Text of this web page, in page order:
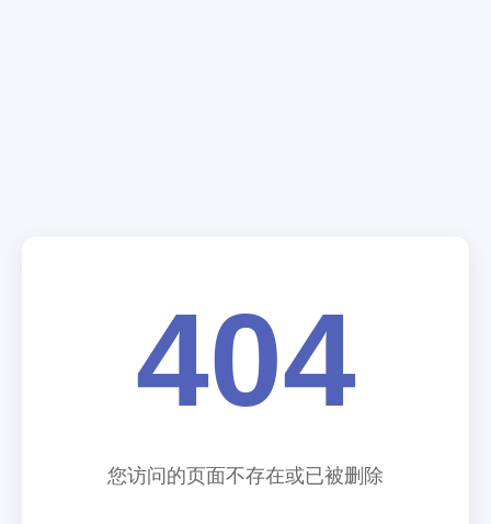
404
您访问的页面不存在或已被删除